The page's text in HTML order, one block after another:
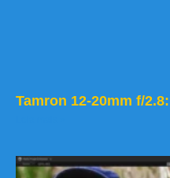
Tamron 12-20mm f/